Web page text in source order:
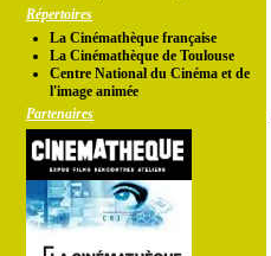
Répertoires
La Cinémathèque française
La Cinémathèque de Toulouse
Centre National du Cinéma et de
l'image animée
Partenaires